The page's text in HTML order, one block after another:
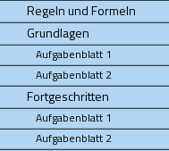
Regeln und Formeln
Grundlagen
Aufgabenblatt 1
Aufgabenblatt 2
Fortgeschritten
Aufgabenblatt 1
Aufgabenblatt 2